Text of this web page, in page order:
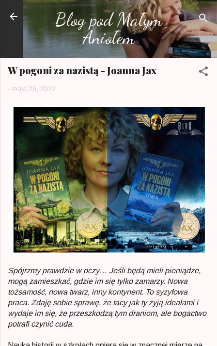
Przejdź do głównej zawartości
Blog pod Małym
Aniołem
W pogoni za nazistą - Joanna Jax
- maja 26, 2022
Spójrzmy prawdzie w oczy… Jeśli będą mieli pieniądze,
mogą zamieszkać, gdzie im się tylko zamarzy. Nowa
tożsamość, nowa twarz, inny kontynent. To syzyfowa
praca. Zdaję sobie sprawę, że tacy jak ty żyją ideałami i
wydaje im się, że przeszkodzą tym draniom, ale bogactwo
potrafi czynić cuda.